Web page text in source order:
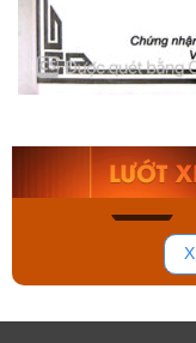
Orient Nam
Mua ngay